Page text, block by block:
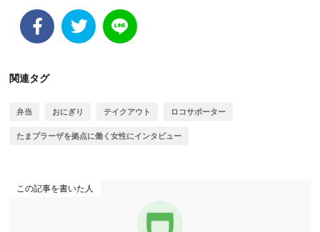
関連タグ
弁当 おにぎり テイクアウト ロコサポーター
たまプラーザを拠点に働く女性にインタビュー
この記事を書いた人